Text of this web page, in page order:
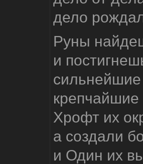
дело
Руны
и
сильнейшие
крепчайшие
Хрофт их
а создали
и Один их